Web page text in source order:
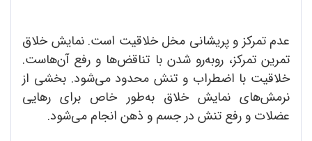
عدم تمرکز و پریشانی مخل خلاقیت است. نمایش خلاق
تمرین تمرکز، روبه‌رو شدن با تناقض‌ها و رفع‌ آن‌هاست.
خلاقیت با اضطراب و تنش محدود می‌شود. بخشی از
نرمش‌های نمایش خلاق به‌طور خاص برای رهایی
عضلات و رفع تنش در جسم و ذهن انجام می‌شود.